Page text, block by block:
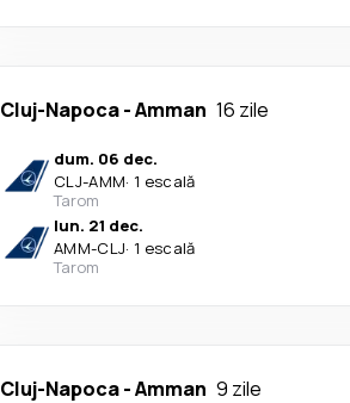
Cluj-Napoca-Amman 16 zile
dum. 06 dec.
CLJ-AMM· 1 escală
Tarom
lun. 21 dec.
AMM-CLJ· 1 escală
Tarom
Cluj-Napoca-Amman 9 zile